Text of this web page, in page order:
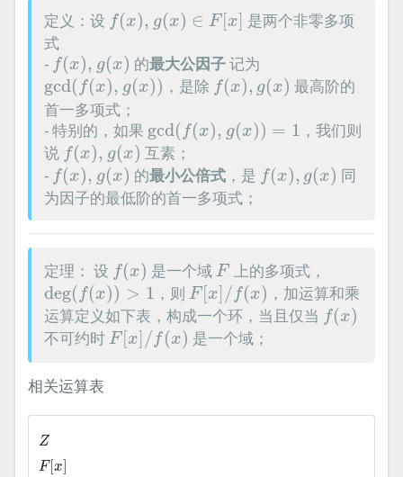
定义：设 f(x), g(x) ∈ F [x]
f(x),g x)∈F[x ]
是两个非零多项
式
- f(x), g(x)
f(x),g x) 的最大公因子记为
gcd( f(x), g(x))
gcd(f(x),g (x)) ，是除 f(x), g(x)
f(x),g (x)
最高阶的
首一多项式；
- 特别的，如果 gcd( f(x), g(x)) = 1
gcd(f(x),g x))=1
，我们则
说 f(x), g(x)
f(x),g (x)
互素；
- f(x), g(x)
f(x),g(x) 的最小公倍式，是 f(x), g(x)
f(x),g x)
同
为因子的最低阶的首一多项式；
定理： 设 f(x)
f(x) 是一个域F
F 上的多项式，
deg( f(x)) > 1
deg(f(x))> 1 ，则 F[x] / f(x)
F[x]/ f(x)
，加运算和乘
运算定义如下表，构成一个环，当且仅当 f(x)
f(x)
不可约时F [x] / f (x)
F[x]/f(x) 是一个域；
相关运算表
Z
Z
F[x
F[x]